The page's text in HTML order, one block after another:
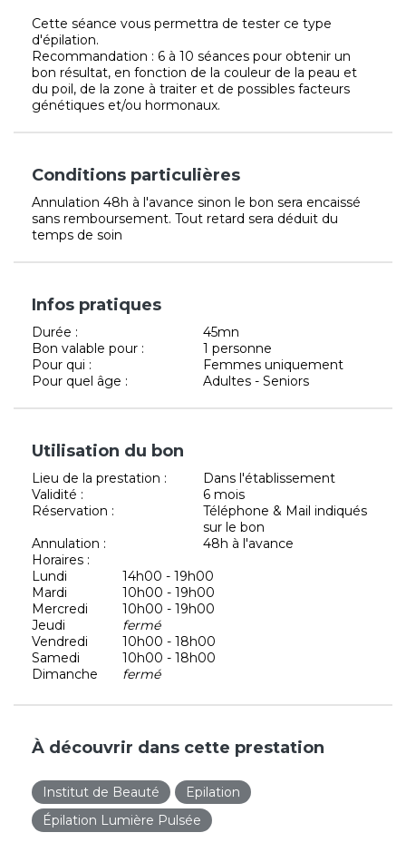
Cette séance vous permettra de tester ce type
d'épilation.
Recommandation : 6 à 10 séances pour obtenir un
bon résultat, en fonction de la couleur de la peau et
du poil, de la zone à traiter et de possibles facteurs
génétiques et/ou hormonaux.
Conditions particulières
Annulation 48h à l'avance sinon le bon sera encaissé
sans remboursement. Tout retard sera déduit du
temps de soin
Infos pratiques
Durée :
45mn
Bon valable pour :
1 personne
Pour qui :
Femmes uniquement
Pour quel âge :
Adultes - Seniors
Utilisation du bon
Lieu de la prestation :
Dans l'établissement
Validité :
6 mois
Réservation :
Téléphone & Mail indiqués
sur le bon
Annulation :
48h à l'avance
Horaires :
Lundi
14h00 - 19h00
Mardi
10h00 - 19h00
Mercredi
10h00 - 19h00
Jeudi
fermé
Vendredi
10h00 - 18h00
Samedi
10h00 - 18h00
Dimanche
fermé
À découvrir dans cette prestation
Institut de Beauté
Epilation
Épilation Lumière Pulsée